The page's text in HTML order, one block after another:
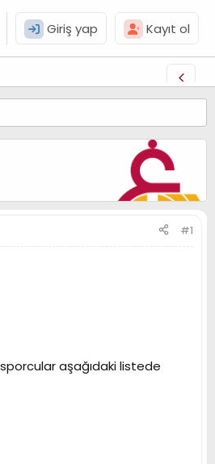
Giriş yap Kayıt ol
#1
sporcular aşağıdaki listede